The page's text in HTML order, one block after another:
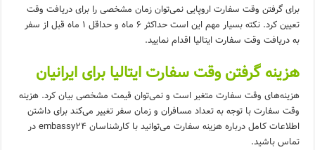
برای گرفتن وقت سفارت اروپایی نمی‌توان زمان مشخصی را برای دریافت وقت
تعیین کرد. نکته بسیار مهم این است حداکثر 6 ماه و حداقل 1 ماه قبل از سفر
به دریافت وقت سفارت ایتالیا اقدام نمایید.
هزینه گرفتن وقت سفارت ایتالیا برای ایرانیان
هزینه‌های وقت سفارت متغیر است و نمی‌توان قیمت مشخصی بیان کرد. هزینه
وقت سفارت با توجه به تعداد مسافران و زمان سفر تغییر می‌کند برای داشتن
اطلاعات کامل درباره هزینه سفارت می‌توانید با کارشناسان embassy24 در
تماس باشید.